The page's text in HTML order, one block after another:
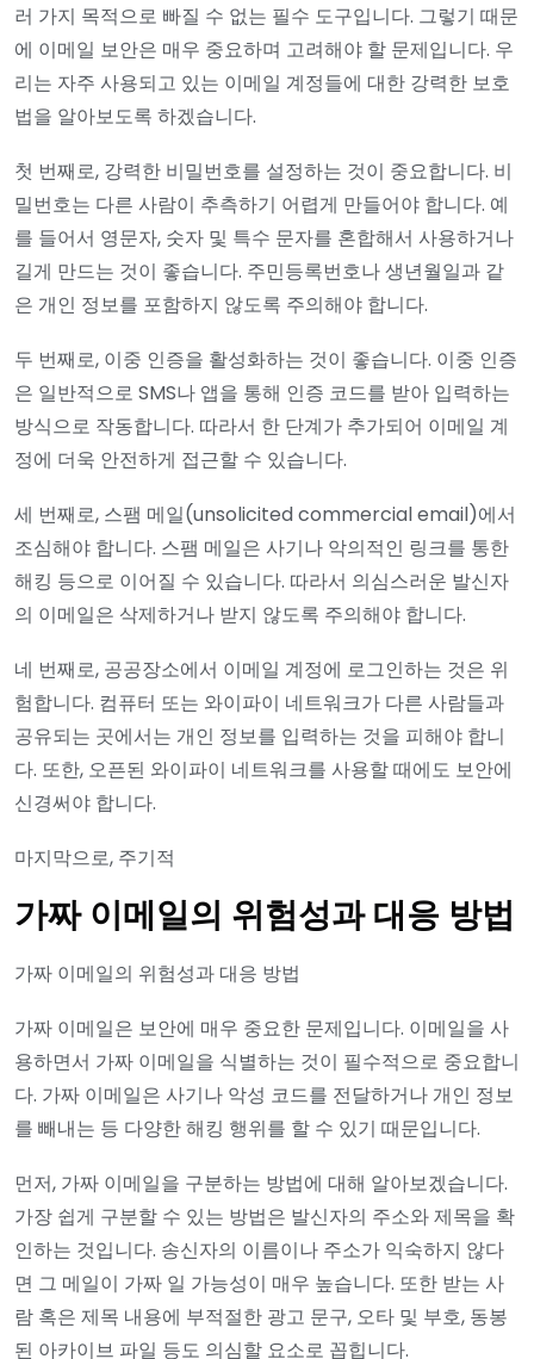
러 가지 목적으로 빠질 수 없는 필수 도구입니다. 그렇기 때문
에 이메일 보안은 매우 중요하며 고려해야 할 문제입니다. 우
리는 자주 사용되고 있는 이메일 계정들에 대한 강력한 보호
법을 알아보도록 하겠습니다.
첫 번째로, 강력한 비밀번호를 설정하는 것이 중요합니다. 비
밀번호는 다른 사람이 추측하기 어렵게 만들어야 합니다. 예
를 들어서 영문자, 숫자 및 특수 문자를 혼합해서 사용하거나
길게 만드는 것이 좋습니다. 주민등록번호나 생년월일과 같
은 개인 정보를 포함하지 않도록 주의해야 합니다.
두 번째로, 이중 인증을 활성화하는 것이 좋습니다. 이중 인증
은 일반적으로 SMS나 앱을 통해 인증 코드를 받아 입력하는
방식으로 작동합니다. 따라서 한 단계가 추가되어 이메일 계
정에 더욱 안전하게 접근할 수 있습니다.
세 번째로, 스팸 메일(unsolicited commercial email)에서
조심해야 합니다. 스팸 메일은 사기나 악의적인 링크를 통한
해킹 등으로 이어질 수 있습니다. 따라서 의심스러운 발신자
의 이메일은 삭제하거나 받지 않도록 주의해야 합니다.
네 번째로, 공공장소에서 이메일 계정에 로그인하는 것은 위
험합니다. 컴퓨터 또는 와이파이 네트워크가 다른 사람들과
공유되는 곳에서는 개인 정보를 입력하는 것을 피해야 합니
다. 또한, 오픈된 와이파이 네트워크를 사용할 때에도 보안에
신경써야 합니다.
마지막으로, 주기적
가짜 이메일의 위험성과 대응 방법
가짜 이메일의 위험성과 대응 방법
가짜 이메일은 보안에 매우 중요한 문제입니다. 이메일을 사
용하면서 가짜 이메일을 식별하는 것이 필수적으로 중요합니
다. 가짜 이메일은 사기나 악성 코드를 전달하거나 개인 정보
를 빼내는 등 다양한 해킹 행위를 할 수 있기 때문입니다.
먼저, 가짜 이메일을 구분하는 방법에 대해 알아보겠습니다.
가장 쉽게 구분할 수 있는 방법은 발신자의 주소와 제목을 확
인하는 것입니다. 송신자의 이름이나 주소가 익숙하지 않다
면 그 메일이 가짜 일 가능성이 매우 높습니다. 또한 받는 사
람 혹은 제목 내용에 부적절한 광고 문구, 오타 및 부호, 동봉
된 아카이브 파일 등도 의심할 요소로 꼽힙니다.